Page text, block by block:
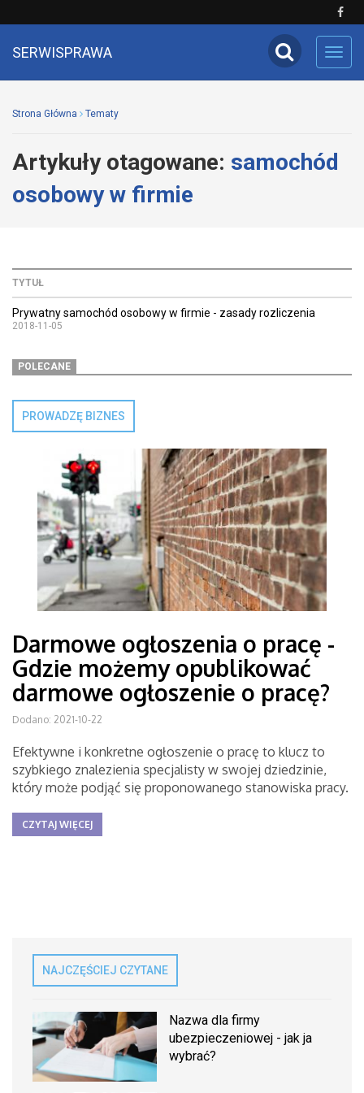
SERWISPRAWA
Strona Główna Tematy
Artykuły otagowane: samochód
osobowy w firmie
TYTUŁ
Prywatny samochód osobowy w firmie - zasady rozliczenia
2018-11-05
POLECANE
PROWADZĘ BIZNES
Darmowe ogłoszenia o pracę -
Gdzie możemy opublikować
darmowe ogłoszenie o pracę?
Dodano: 2021-10-22
Efektywne i konkretne ogłoszenie o pracę to klucz to
szybkiego znalezienia specjalisty w swojej dziedzinie,
który może podjąć się proponowanego stanowiska pracy.
CZYTAJ WIĘCEJ
NAJCZĘŚCIEJ CZYTANE
Nazwa dla firmy
ubezpieczeniowej - jak ja
wybrać?